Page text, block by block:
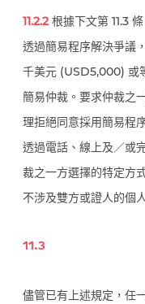
11.2.2 根據下文第 11.3
透過簡易程序解決爭議
千美元 (USD5,000) 或
簡易仲裁。要求仲裁之
理拒絕同意採用簡易程
透過電話、線上及／或
裁之一方選擇的特定方
不涉及雙方或證人的個
11.3
儘管已有上述規定，任